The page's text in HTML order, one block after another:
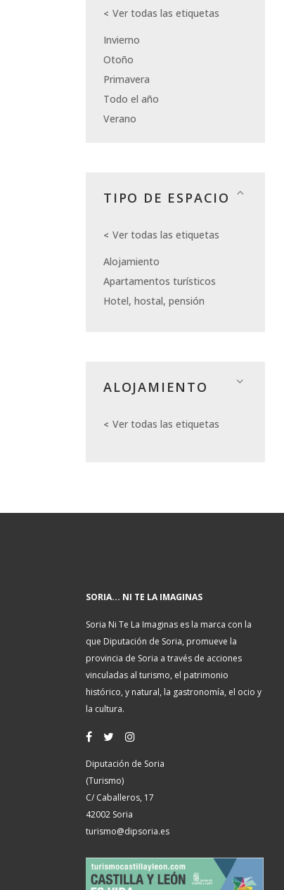
Ver todas las etiquetas
Invierno
Otoño
Primavera
Todo el año
Verano
TIPO DE ESPACIO
Ver todas las etiquetas
Alojamiento
Apartamentos turísticos
Hotel, hostal, pensión
ALOJAMIENTO
Ver todas las etiquetas
SORIA... NI TE LA IMAGINAS
Soria Ni Te La Imaginas es la marca con la
que Diputación de Soria, promueve la
provincia de Soria a través de acciones
vinculadas al turismo, el patrimonio
histórico, y natural, la gastronomía, el ocio y
la cultura.
Diputación de Soria
(Turismo)
C/ Caballeros, 17
42002 Soria
turismo@dipsoria.es